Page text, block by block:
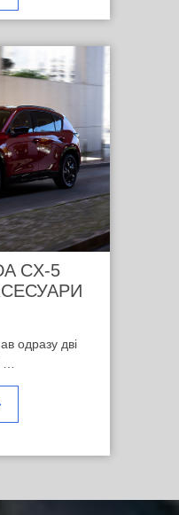
CX-5
одразу дві
…